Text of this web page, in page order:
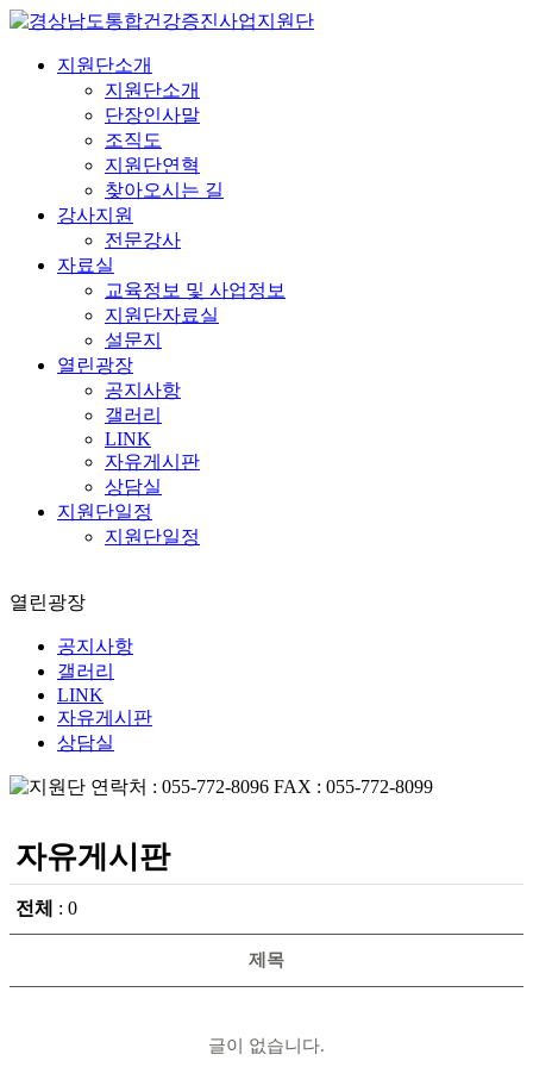
지원단소개
지원단소개
단장인사말
조직도
지원단연혁
찾아오시는 길
강사지원
전문강사
자료실
교육정보 및 사업정보
지원단자료실
설문지
열린광장
공지사항
갤러리
LINK
자유게시판
상담실
지원단일정
지원단일정
열린광장
공지사항
갤러리
LINK
자유게시판
상담실
자유게시판
전체 : 0
제목
글이 없습니다.